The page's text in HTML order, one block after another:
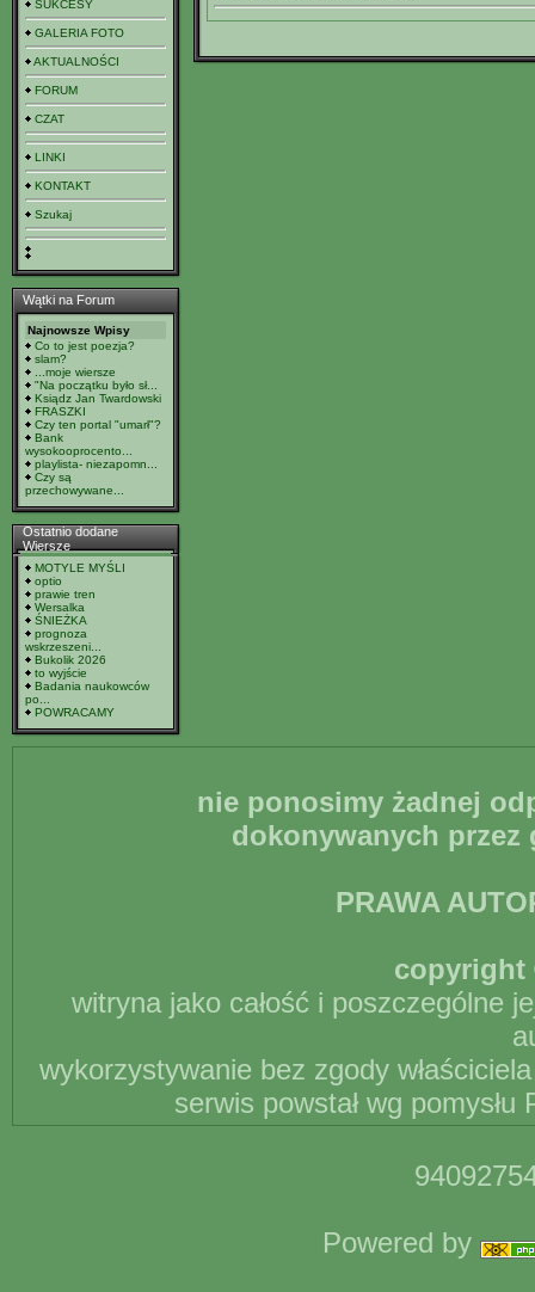
SUKCESY
GALERIA FOTO
AKTUALNOŚCI
FORUM
CZAT
LINKI
KONTAKT
Szukaj
Wątki na Forum
Najnowsze Wpisy
Co to jest poezja?
slam?
...moje wiersze
"Na początku było sł...
Ksiądz Jan Twardowski
FRASZKI
Czy ten portal "umarł"?
Bank
wysokooprocento...
playlista- niezapomn...
Czy są
przechowywane...
Ostatnio dodane
Wiersze
MOTYLE MYŚLI
optio
prawie tren
Wersalka
ŚNIEŻKA
prognoza
wskrzeszeni...
Bukolik 2026
to wyjście
Badania naukowców
po...
POWRACAMY
nie ponosimy żadnej
dokonywanych
PRAWA
copyright
witryna jako całość i poszczególne
wykorzystywanie bez zgody
serwis powstał wg
Powered by